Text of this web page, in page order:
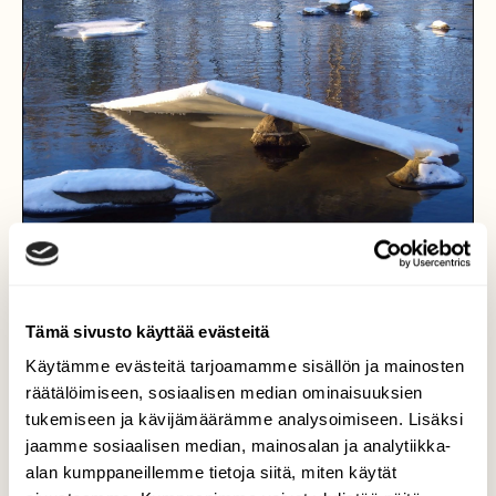
Tämä sivusto käyttää evästeitä
Käytämme evästeitä tarjoamamme sisällön ja mainosten
räätälöimiseen, sosiaalisen median ominaisuuksien
tukemiseen ja kävijämäärämme analysoimiseen. Lisäksi
jaamme sosiaalisen median, mainosalan ja analytiikka-
alan kumppaneillemme tietoja siitä, miten käytät
Siipi
Lempäälän Koskireitillä, varsinkin